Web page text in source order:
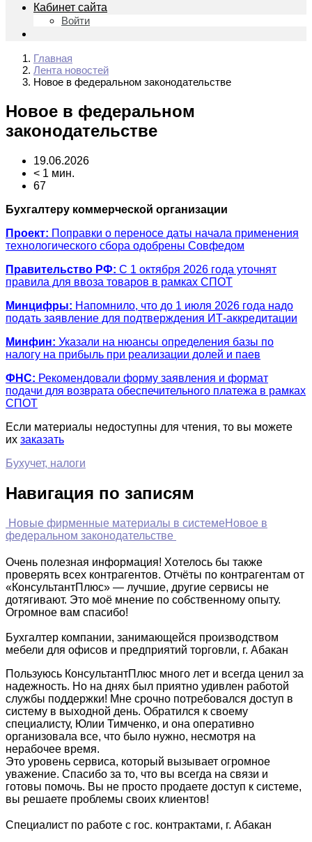
Кабинет сайта
Войти
Главная
Лента новостей
Новое в федеральном законодательстве
Новое в федеральном
законодательстве
19.06.2026
< 1 мин.
67
Бухгалтеру коммерческой организации
Проект: Поправки о переносе даты начала применения
технологического сбора одобрены Совфедом
Правительство РФ: С 1 октября 2026 года уточнят
правила для ввоза товаров в рамках СПОТ
Минцифры: Напомнило, что до 1 июля 2026 года надо
подать заявление для подтверждения ИТ-аккредитации
Минфин: Указали на нюансы определения базы по
налогу на прибыль при реализации долей и паев
ФНС: Рекомендовали форму заявления и формат
подачи для возврата обеспечительного платежа в рамках
СПОТ
Если материалы недоступны для чтения, то вы можете
их заказать
Бухучет, налоги
Навигация по записям
Новые фирменные материалы в системеНовое в
федеральном законодательстве
Очень полезная информация! Хотелось бы также
проверять всех контрагентов. Отчёты по контрагентам от
«КонсультантПлюс» — лучшие, другие сервисы не
дотягивают. Это моё мнение по собственному опыту.
Огромное вам спасибо!
Бухгалтер компании, занимающейся производством
мебели для офисов и предприятий торговли, г. Абакан
Пользуюсь КонсультантПлюс много лет и всегда ценил за
надежность. Но на днях был приятно удивлен работой
службы поддержки! Мне срочно потребовался доступ в
систему в выходной день. Обратился к своему
специалисту, Юлии Тимченко, и она оперативно
организовала все, что было нужно, несмотря на
нерабочее время.
Это уровень сервиса, который вызывает огромное
уважение. Спасибо за то, что вы всегда на связи и
готовы помочь. Вы не просто продаете доступ к системе,
вы решаете проблемы своих клиентов!
Специалист по работе с гос. контрактами, г. Абакан